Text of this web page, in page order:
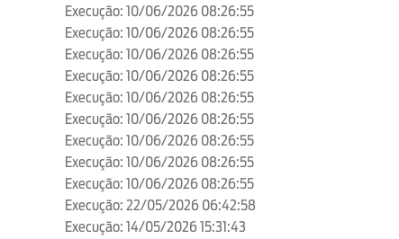
Execução: 10/06/2026 08:26:55
Execução: 10/06/2026 08:26:55
Execução: 10/06/2026 08:26:55
Execução: 10/06/2026 08:26:55
Execução: 10/06/2026 08:26:55
Execução: 10/06/2026 08:26:55
Execução: 10/06/2026 08:26:55
Execução: 10/06/2026 08:26:55
Execução: 10/06/2026 08:26:55
Execução: 22/05/2026 06:42:58
Execução: 14/05/2026 15:31:43